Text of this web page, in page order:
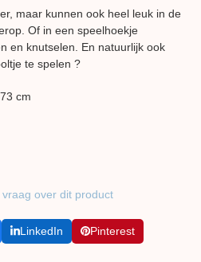
maar kunnen ook heel leuk in de
Of in een speelhoekje
en knutselen. En natuurlijk ook
te spelen ?
cm
over dit product
LinkedIn
Pinterest